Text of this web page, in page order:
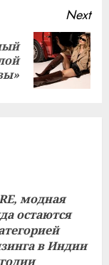
Next
модная
остаются
в Индии